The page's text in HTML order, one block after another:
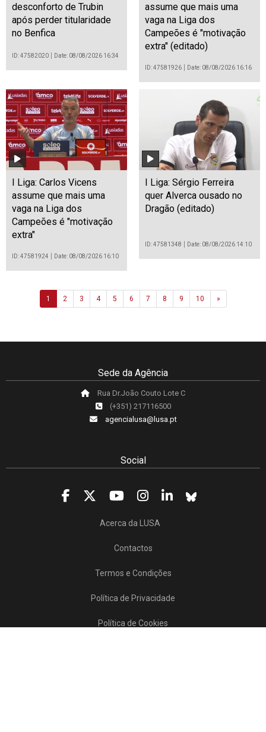
desconforto de Trubin
após perder titularidade
no Benfica
ID: 47582020 Date: 08/08/2026 16:34
assume que mais uma
vaga na Liga dos
Campeões é "motivação
extra" (editado)
ID: 47581926 Date: 08/08/2026 16:16
I Liga: Carlos Vicens
assume que mais uma
vaga na Liga dos
Campeões é "motivação
extra"
ID: 47581924 Date: 08/08/2026 16:10
I Liga: Sérgio Ferreira
quer Alverca ousado no
Dragão (editado)
ID: 47581348 Date: 08/08/2026 14:10
1 2 3 4 5 6 7 8 9 10 »Next
Sede da Agência
Rua Dr.João Couto Lote C
(+351) 217116500
agencialusa@lusa.pt
Social
Acerca da LUSA
Contactos
Termos e Condições
Política de Privacidade
Política de Cookies